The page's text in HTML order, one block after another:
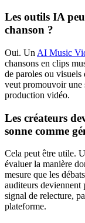
Les outils IA
chanson ?
Oui. Un AI Music
chansons en clips
de paroles ou visuels
veut promouvoir une
production vidéo.
Les créateurs
sonne comme
Cela peut être utile.
évaluer la manière
mesure que les
auditeurs
signal de relecture,
plateforme.